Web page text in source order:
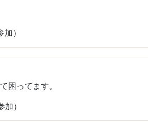
）
困ってます。
）